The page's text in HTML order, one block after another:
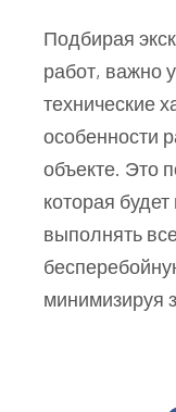
Подбирая
работ, важно
технические
особенности
объекте. Это
которая
выполнять
минимизируя